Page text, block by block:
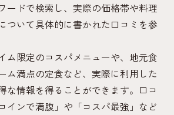
ードで検索し、実際の価格帯や料理
ついて具体的に書かれた口コミを参
ム限定のコスパメニューや、地元食
ム満点の定食など、実際に利用した
な情報を得ることができます。口コ
インで満腹」や「コスパ最強」など